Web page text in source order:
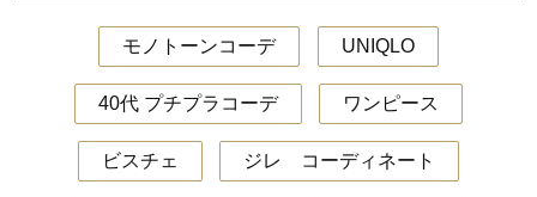
モノトーンコーデ UNIQLO
40代 プチプラコーデ ワンピース
ビスチェ ジレ コーディネート